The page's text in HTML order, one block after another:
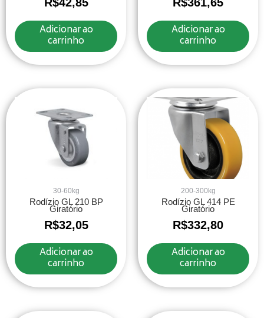
Adicionar ao
carrinho
Adicionar ao
carrinho
30-60kg
Rodízio GL 210 BP
Giratório
R$32,05
Adicionar ao
carrinho
200-300kg
Rodízio GL 414 PE
Giratório
R$332,80
Adicionar ao
carrinho